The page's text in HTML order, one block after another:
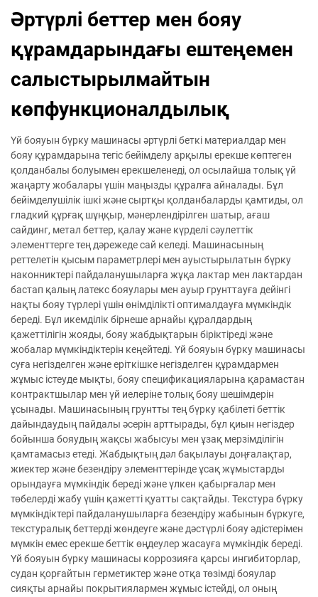
Әртүрлі беттер мен бояу
құрамдарындағы ештеңемен
салыстырылмайтын
көпфункционалдылық
Үй бояуын бүрку машинасы әртүрлі беткі материалдар мен
бояу құрамдарына тегіс бейімделу арқылы ерекше көптеген
қолданбалы болуымен ерекшеленеді, ол осылайша толық үй
жаңарту жобалары үшін маңызды құралға айналады. Бұл
бейімделушілік ішкі және сыртқы қолданбаларды қамтиды, ол
гладкий құрғақ шұңқыр, мәнерлендірілген шатыр, ағаш
сайдинг, метал беттер, қалау және күрделі сәулеттік
элементтерге тең дәрежеде сай келеді. Машинасының
реттелетін қысым параметрлері мен ауыстырылатын бүрку
наконниктері пайдаланушыларға жұқа лактар мен лактардан
бастап қалың латекс бояулары мен ауыр грунттауға дейінгі
нақты бояу түрлері үшін өнімділікті оптималдауға мүмкіндік
береді. Бұл икемділік бірнеше арнайы құралдардың
қажеттілігін жояды, бояу жабдықтарын біріктіреді және
жобалар мүмкіндіктерін кеңейтеді. Үй бояуын бүрку машинасы
суға негізделген және еріткішке негізделген құрамдармен
жұмыс істеуде мықты, бояу спецификацияларына қарамастан
контрактшылар мен үй иелеріне толық бояу шешімдерін
ұсынады. Машинасының грунтты тең бүрку қабілеті беттік
дайындаудың пайдалы әсерін арттырады, бұл қиын негіздер
бойынша бояудың жақсы жабысуы мен ұзақ мерзімділігін
қамтамасыз етеді. Жабдықтың дәл бақылауы доңғалақтар,
жиектер және безендіру элементтерінде ұсақ жұмыстарды
орындауға мүмкіндік береді және үлкен қабырғалар мен
төбелерді жабу үшін қажетті қуатты сақтайды. Текстура бүрку
мүмкіндіктері пайдаланушыларға безендіру жабынын бүркуге,
текстуралық беттерді жөндеуге және дәстүрлі бояу әдістерімен
мүмкін емес ерекше беттік өңдеулер жасауға мүмкіндік береді.
Үй бояуын бүрку машинасы коррозияға қарсы ингибиторлар,
судан қорғайтын герметиктер және отқа төзімді бояулар
сияқты арнайы покрытиялармен жұмыс істейді, ол оның